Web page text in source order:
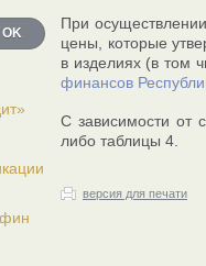
OK
При
цены, которые
в изделиях (в том
финансов
С зависимости от
либо таблицы 4.
версия для печати